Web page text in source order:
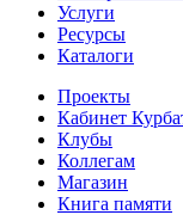
Услуги
Ресурсы
Каталоги
Проекты
Кабинет
Клубы
Коллегам
Магазин
Книга памяти